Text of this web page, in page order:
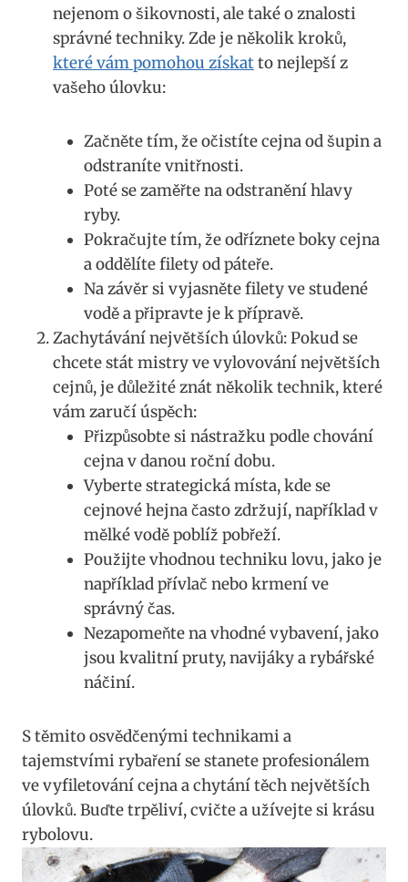
nejenom o šikovnosti, ale také o znalosti
správné techniky. Zde je několik kroků,
které vám pomohou získatto nejlepší z
vašeho úlovku:
Začněte tím, že očistíte cejna od šupin a
odstraníte vnitřnosti.
Poté se zaměřte na odstranění hlavy
ryby.
Pokračujte tím, že odříznete boky cejna
a oddělíte filety od páteře.
Na závěr si vyjasněte filety ve studené
vodě a připravte je k přípravě.
Zachytávání největších úlovků: Pokud se
chcete stát mistry ve vylovování největších
cejnů, je důležité znát několik technik, které
vám zaručí úspěch:
Přizpůsobte si nástražku podle chování
cejna v danou roční dobu.
Vyberte strategická místa, kde se
cejnové hejna často zdržují, například v
mělké vodě poblíž pobřeží.
Použijte vhodnou techniku lovu, jako je
například přívlač nebo krmení ve
správný čas.
Nezapomeňte na vhodné vybavení, jako
jsou kvalitní pruty, navijáky a rybářské
náčiní.
S těmito osvědčenými technikami a
tajemstvími rybaření se stanete profesionálem
ve vyfiletování cejna a chytání těch největších
úlovků. Buďte trpěliví, cvičte a užívejte si krásu
rybolovu.